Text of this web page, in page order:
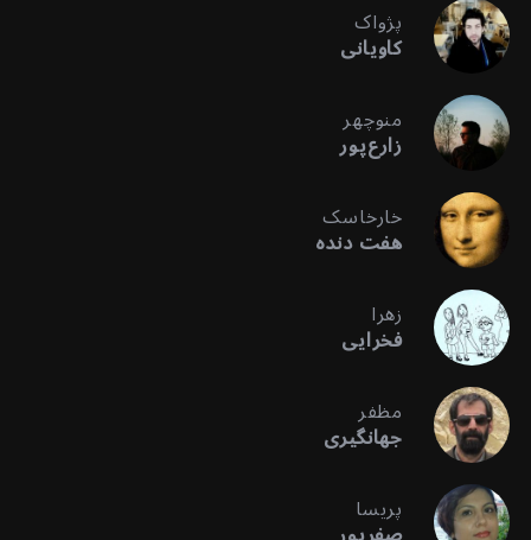
پژواک
کاویانی
منوچهر
زارع‌پور
خارخاسک
هفت دنده
زهرا
فخرایی
مظفر
جهانگیری
پریسا